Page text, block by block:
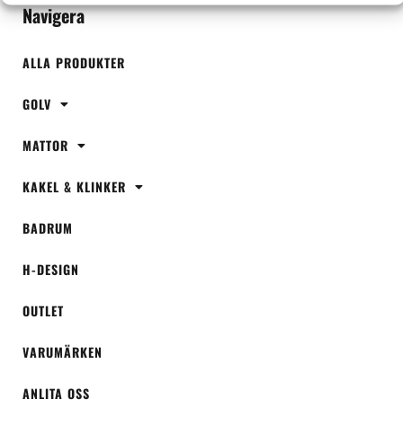
Navigera
ALLA PRODUKTER
GOLV
MATTOR
KAKEL & KLINKER
BADRUM
H-DESIGN
OUTLET
VARUMÄRKEN
ANLITA OSS